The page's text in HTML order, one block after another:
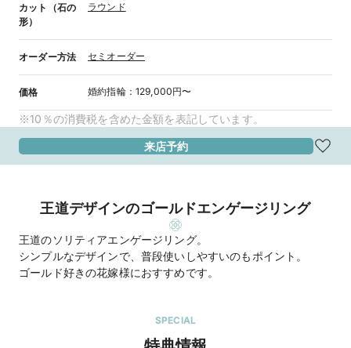
カット（石の
形）
ラウンド
オーダー方法 セミオーダー
価格 婚約指輪： 129,000円〜
※10％の消費税を含めた金額を表記しています。
来店予約
王道デザインのゴールドエンゲージリング
王道のソリティアエンゲージリング。
シンプルなデザインで、普段使いしやすいのもポイント。
ゴールド好きの花嫁様におすすめです。
SPECIAL